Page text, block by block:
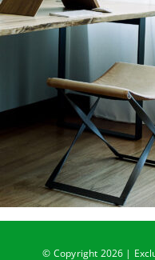
© Copyright 2026 |